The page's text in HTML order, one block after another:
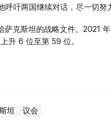
吁两国继续对话，尽一切努
克斯坦的战略文件。2021
升 6 位至第 59 位。
坦 议会